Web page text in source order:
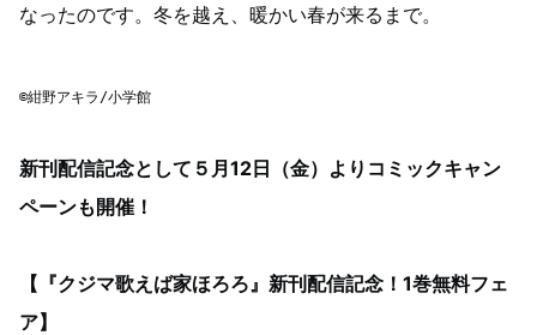
なったのです。冬を越え、暖かい春が来るまで。
©紺野アキラ/小学館
新刊配信記念として５月12日（金）よりコミックキャン
ペーンも開催！
【『クジマ歌えば家ほろろ』新刊配信記念！1巻無料フェ
ア】